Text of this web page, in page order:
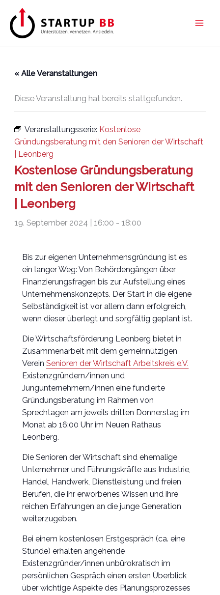
Inhalt
springen
« Alle Veranstaltungen
Diese Veranstaltung hat bereits stattgefunden.
Veranstaltungsserie: Kostenlose
Gründungsberatung mit den Senioren der Wirtschaft
| Leonberg
Kostenlose Gründungsberatung
mit den Senioren der Wirtschaft
| Leonberg
19. September 2024 | 16:00 - 18:00
Bis zur eigenen Unternehmensgründung ist es
ein langer Weg: Von Behördengängen über
Finanzierungsfragen bis zur Aufstellung eines
Unternehmenskonzepts. Der Start in die eigene
Selbständigkeit ist vor allem dann erfolgreich,
wenn dieser überlegt und sorgfältig geplant ist.
Die Wirtschaftsförderung Leonberg bietet in
Zusammenarbeit mit dem gemeinnützigen
VereinSenioren der Wirtschaft Arbeitskreis e.V.
Existenzgründern/innen und
Jungunternehmern/innen eine fundierte
Gründungsberatung im Rahmen von
Sprechtagen am jeweils dritten Donnerstag im
Monat ab 16:00 Uhr im Neuen Rathaus
Leonberg.
Die Senioren der Wirtschaft sind ehemalige
Unternehmer und Führungskräfte aus Industrie,
Handel, Handwerk, Dienstleistung und freien
Berufen, die ihr erworbenes Wissen und ihre
reichen Erfahrungen an die junge Generation
weiterzugeben.
Bei einem kostenlosen Erstgespräch (ca. eine
Stunde) erhalten angehende
Existenzgründer/innen unbürokratisch im
persönlichen Gespräch einen ersten Überblick
über wichtige Aspekte des Planungsprozesses